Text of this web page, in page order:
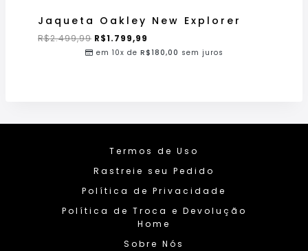
Jaqueta Oakley New Explorer
R$2.499,99 R$1.799,99
em 10x de R$ 180,00 sem juros
Termos de Uso
Rastreie seu Pedido
Política de Privacidade
Política de Troca e Devolução
Home
Sobre Nós